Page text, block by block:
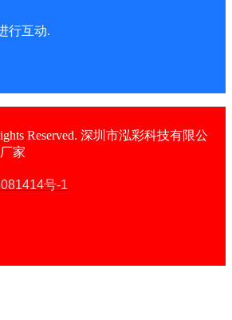
行互动.
Reserved. 深圳市泓彩科技有限公
家
号-1